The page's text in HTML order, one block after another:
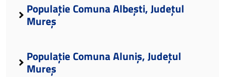
Populație Comuna Albești, Județul
Mureș
Populație Comuna Aluniș, Județul
Mureș